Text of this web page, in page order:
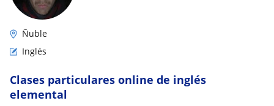
Ñuble
Inglés
Clases particulares online de inglés
elemental